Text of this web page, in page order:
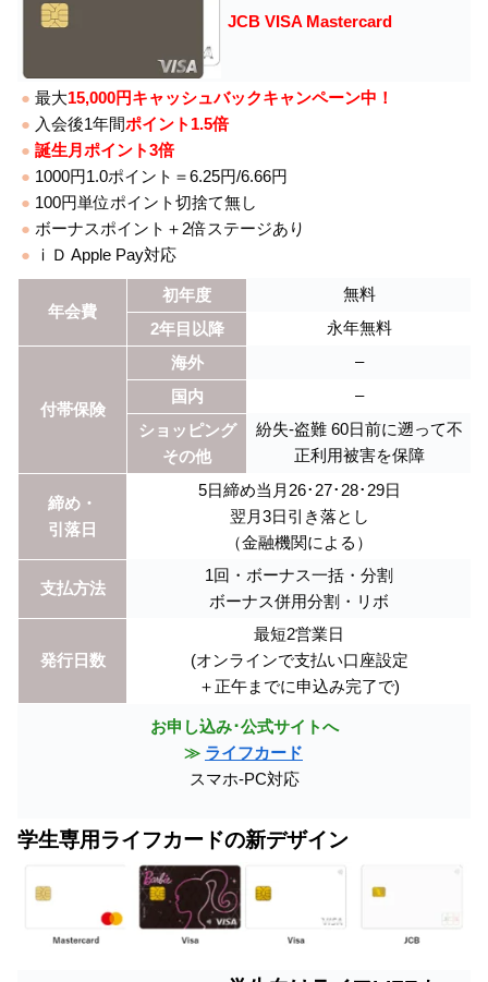
JCB VISA Mastercard
● 最大15,000円キャッシュバックキャンペーン中！
● 入会後1年間ポイント1.5倍
● 誕生月ポイント3倍
● 1000円1.0ポイント＝6.25円/6.66円
● 100円単位ポイント切捨て無し
● ボーナスポイント＋2倍ステージあり
● ⅰＤ Apple Pay対応
年会費
初年度
無料
2年目以降
永年無料
付帯保険
海外
–
国内
–
ショッピング
その他
紛失-盗難 60日前に遡って不
正利用被害を保障
締め・
引落日
5日締め当月26･27･28･29日
翌月3日引き落とし
（金融機関による）
支払方法
1回・ボーナス一括・分割
ボーナス併用分割・リボ
発行日数
最短2営業日
(オンラインで支払い口座設定
＋正午までに申込み完了で)
お申し込み･公式サイトへ
≫ ライフカード
スマホ-PC対応
学生専用ライフカードの新デザイン